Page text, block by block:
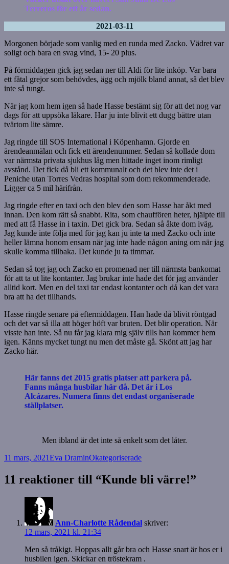
Terreros för ett år sedan.
2021-03-11
Morgonen började som vanlig med en runda med Zacko. Vädret var
soligt och bara en svag vind, 15- 20 plus.
På förmiddagen gick jag sedan ner till Aldi för lite inköp. Var bara
ett fåtal grejor som behövdes, ägg och mjölk bland annat, så det blev
inte så tungt.
När jag kom hem igen så hade Hasse bestämt sig för att det nog var
dags för att uppsöka läkare. Har ju inte blivit ett dugg bättre utan
tvärtom lite sämre.
Jag ringde till SOS International i Köpenhamn. Gjorde en
ärendeanmälan och fick ett ärendenummer. Sedan så kollade dom
var närmsta privata sjukhus låg men hittade inget inom rimligt
avstånd. Det fick då bli ett kommunalt och det blev inte det i
Peniche utan Torres Vedras hospital som dom rekommenderade.
Ligger ca 5 mil härifrån.
Jag ringde efter en taxi och den blev den som Hasse har åkt med
innan. Den kom rätt så snabbt. Rita, som chauffören heter, hjälpte till
med att få Hasse in i taxin. Det gick bra. Sedan så åkte dom iväg.
Jag kunde inte följa med för jag kan ju inte ta med Zacko och inte
heller lämna honom ensam när jag inte hade någon aning om när jag
skulle komma tillbaka. Det kunde ju ta timmar.
Sedan så tog jag och Zacko en promenad ner till närmsta bankomat
för att ta ut lite kontanter. Jag brukar inte hade det för jag använder
alltid kort. Men en del taxi tar endast kontanter och då kan det vara
bra att ha det tillhands.
Hasse ringde senare på eftermiddagen. Han hade då blivit röntgad
och det var så illa att höger höft var bruten. Det blir operation. När
visste han inte. Så nu får jag klara mig själv tills han kommer hem
igen. Känns mycket tungt nu men det måste gå. Skönt att jag har
Zacko här.
Här fanns det 2015 gratis platser att parkera på.
Fanns många husbilar här då. Det är i Los
Alcázares. Numera finns det endast organiserade
ställplatser.
Men ibland är det inte så enkelt som det låter.
Postat
11 mars, 2021Författare
Eva DraminKategorier
Okategoriserade
11 reaktioner till “Kunde bli värre!”
Ann-Charlotte Rådendal skriver:
12 mars, 2021 kl. 21:34
Men så tråkigt. Hoppas allt går bra och Hasse snart är hos er i
husbilen igen. Skickar en tröstekram .